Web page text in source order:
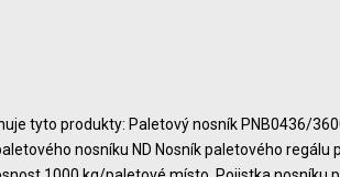
tyto produkty: Paletový nosník PNB0436/
nosníku ND Nosník paletového regálu